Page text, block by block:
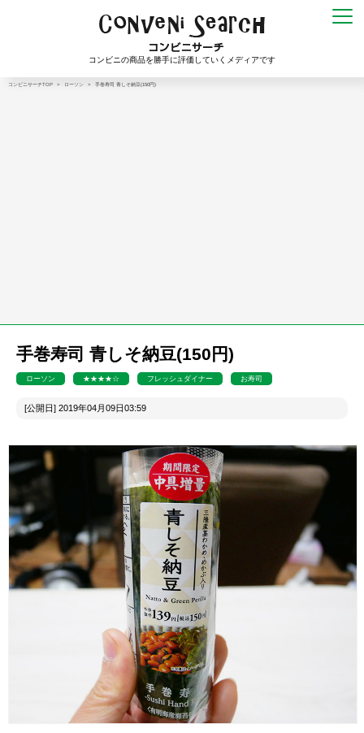
コンビニの商品を勝手に評価していくメディアです
コンビニサーチTOP > ローソン > 手巻寿司 青しそ納豆(150円)
手巻寿司 青しそ納豆(150円)
ローソン ★★★★☆ フレッシュダイナー お寿司
[公開日] 2019年04月09日03:59